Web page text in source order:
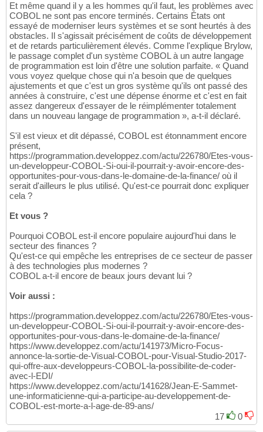
Et même quand il y a les hommes qu'il faut, les problèmes avec
COBOL ne sont pas encore terminés. Certains États ont
essayé de moderniser leurs systèmes et se sont heurtés à des
obstacles. Il s'agissait précisément de coûts de développement
et de retards particulièrement élevés. Comme l'explique Brylow,
le passage complet d'un système COBOL à un autre langage
de programmation est loin d'être une solution parfaite. « Quand
vous voyez quelque chose qui n'a besoin que de quelques
ajustements et que c'est un gros système qu'ils ont passé des
années à construire, c'est une dépense énorme et c'est en fait
assez dangereux d'essayer de le réimplémenter totalement
dans un nouveau langage de programmation », a-t-il déclaré.
S'il est vieux et dit dépassé, COBOL est étonnamment encore
présent,
https://programmation.developpez.com/actu/226780/Etes-vous-
un-developpeur-COBOL-Si-oui-il-pourrait-y-avoir-encore-des-
opportunites-pour-vous-dans-le-domaine-de-la-finance/ où il
serait d'ailleurs le plus utilisé. Qu'est-ce pourrait donc expliquer
cela ?
Et vous ?
Pourquoi COBOL est-il encore populaire aujourd'hui dans le
secteur des finances ?
Qu'est-ce qui empêche les entreprises de ce secteur de passer
à des technologies plus modernes ?
COBOL a-t-il encore de beaux jours devant lui ?
Voir aussi :
https://programmation.developpez.com/actu/226780/Etes-vous-
un-developpeur-COBOL-Si-oui-il-pourrait-y-avoir-encore-des-
opportunites-pour-vous-dans-le-domaine-de-la-finance/
https://www.developpez.com/actu/141973/Micro-Focus-
annonce-la-sortie-de-Visual-COBOL-pour-Visual-Studio-2017-
qui-offre-aux-developpeurs-COBOL-la-possibilite-de-coder-
avec-l-EDI/
https://www.developpez.com/actu/141628/Jean-E-Sammet-
une-informaticienne-qui-a-participe-au-developpement-de-
COBOL-est-morte-a-l-age-de-89-ans/
17
0